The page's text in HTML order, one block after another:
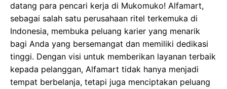
datang para pencari kerja di Mukomuko! Alfamart,
sebagai salah satu perusahaan ritel terkemuka di
Indonesia, membuka peluang karier yang menarik
bagi Anda yang bersemangat dan memiliki dedikasi
tinggi. Dengan visi untuk memberikan layanan terbaik
kepada pelanggan, Alfamart tidak hanya menjadi
tempat berbelanja, tetapi juga menciptakan peluang